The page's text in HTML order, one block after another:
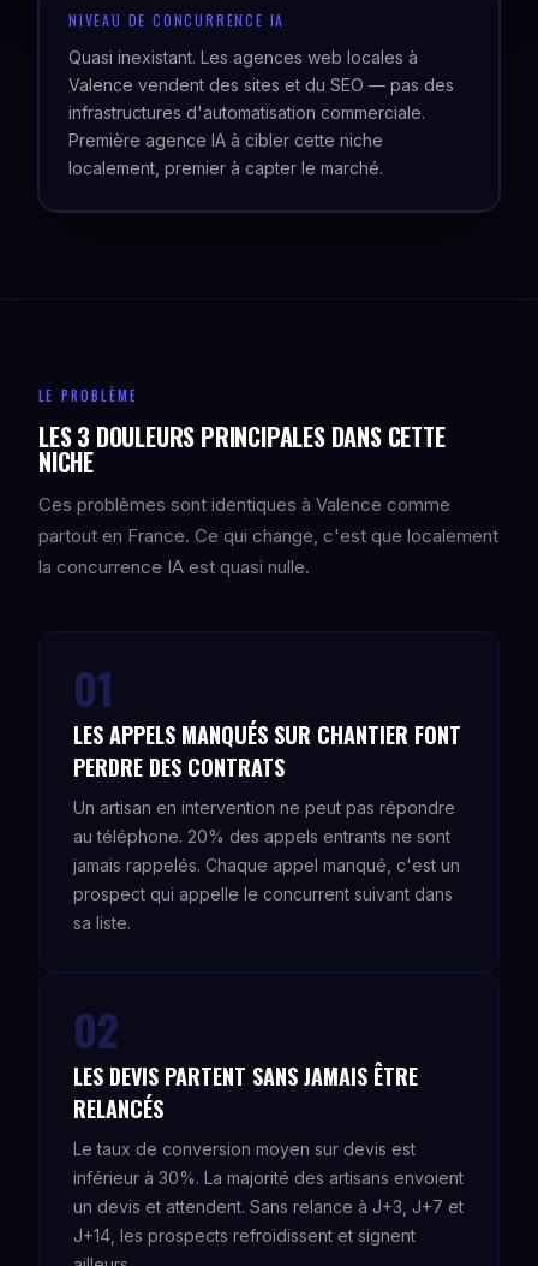
NIVEAU DE CONCURRENCE IA
Quasi inexistant. Les agences web locales à
Valence vendent des sites et du SEO — pas des
infrastructures d'automatisation commerciale.
Première agence IA à cibler cette niche
localement, premier à capter le marché.
LE PROBLÈME
LES 3 DOULEURS PRINCIPALES DANS CETTE
NICHE
Ces problèmes sont identiques à Valence comme
partout en France. Ce qui change, c'est que localement
la concurrence IA est quasi nulle.
01
LES APPELS MANQUÉS SUR CHANTIER FONT
PERDRE DES CONTRATS
Un artisan en intervention ne peut pas répondre
au téléphone. 20% des appels entrants ne sont
jamais rappelés. Chaque appel manqué, c'est un
prospect qui appelle le concurrent suivant dans
sa liste.
02
LES DEVIS PARTENT SANS JAMAIS ÊTRE
RELANCÉS
Le taux de conversion moyen sur devis est
inférieur à 30%. La majorité des artisans envoient
un devis et attendent. Sans relance à J+3, J+7 et
J+14, les prospects refroidissent et signent